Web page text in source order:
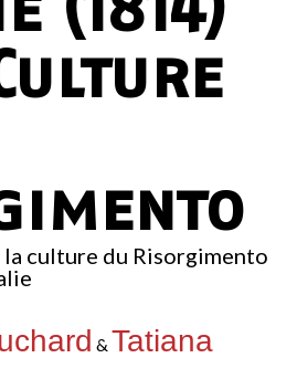
culture du Risorgimento
& Tatiana